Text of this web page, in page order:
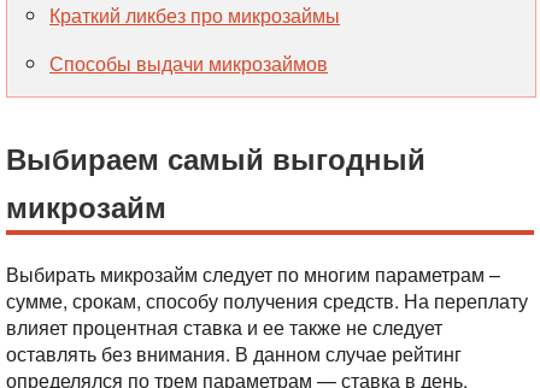
Краткий ликбез про микрозаймы
Способы выдачи микрозаймов
Выбираем самый выгодный
микрозайм
Выбирать микрозайм следует по многим параметрам –
сумме, срокам, способу получения средств. На переплату
влияет процентная ставка и ее также не следует
оставлять без внимания. В данном случае рейтинг
определялся по трем параметрам — ставка в день,